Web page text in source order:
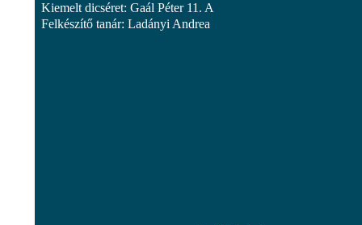
Kiemelt dicséret: Gaál Péter 11. A
Felkészítő tanár: Ladányi Andrea